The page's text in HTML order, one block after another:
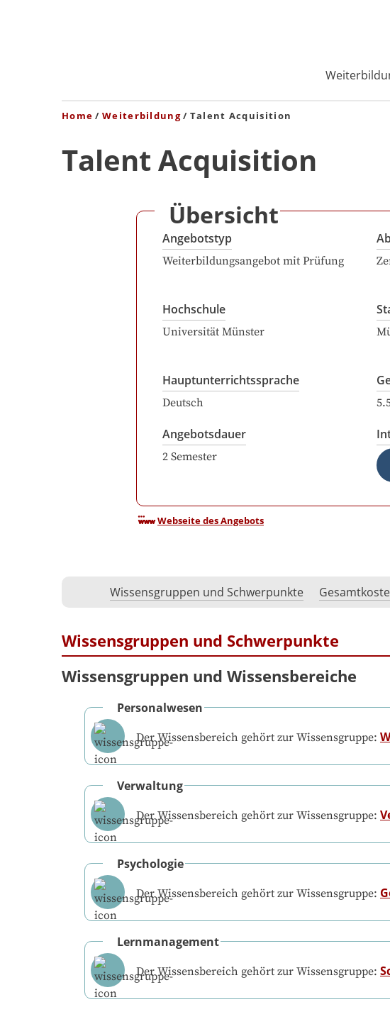
Home Weiterbildung Talent Acquisition
Talent Acquisition
Übersicht
Angebotstyp
Weiterbildungsangebot mit Prüfung
Hochschule
Universität Münster
Hauptunterrichtssprache
Deutsch
Angebotsdauer
2 Semester
Webseite des Angebots
Wissensgruppen und Schwerpunkte
Wissensgruppen und Schwerpunkte
Wissensgruppen und Wissensbereiche
Personalwesen
Der Wissensbereich gehört zur Wissensgruppe:
Verwaltung
Der Wissensbereich gehört zur Wissensgruppe:
Psychologie
Der Wissensbereich gehört zur Wissensgruppe:
Lernmanagement
Der Wissensbereich gehört zur Wissensgruppe: